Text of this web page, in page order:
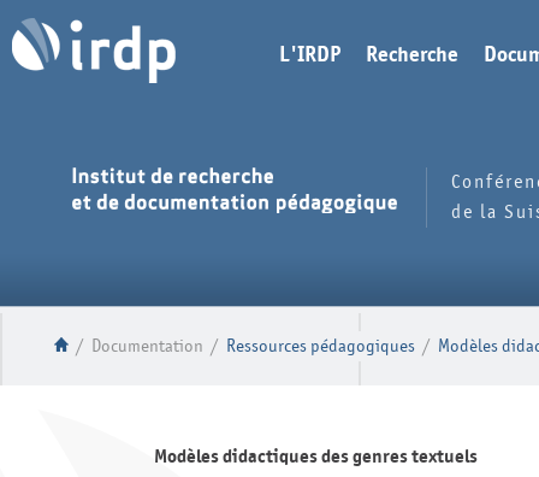
L'IRDP Recherche
de la
/ Documentation / Ressources pédagogiques / Modèles
Modèles didactiques des genres textuels